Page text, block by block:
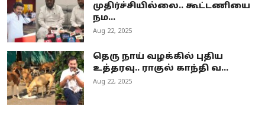
முதிர்ச்சியில்லை.. கூட்டணியை
நம...
Aug 22, 2025
தெரு நாய் வழக்கில் புதிய
உத்தரவு.. ராகுல் காந்தி வ...
Aug 22, 2025